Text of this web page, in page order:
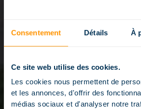
Consentement Détails À
Ce site web utilise des cookies.
Les cookies nous permettent de
et les annonces, d'offrir des
médias sociaux et d'analyser notre